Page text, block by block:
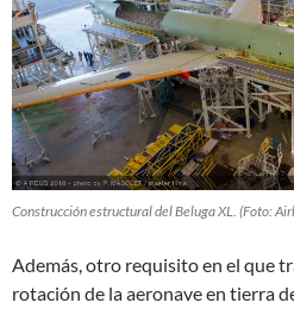
Construcción estructural del Beluga XL. (Foto:
Además, otro requisito en el que
rotación de la aeronave en tierra